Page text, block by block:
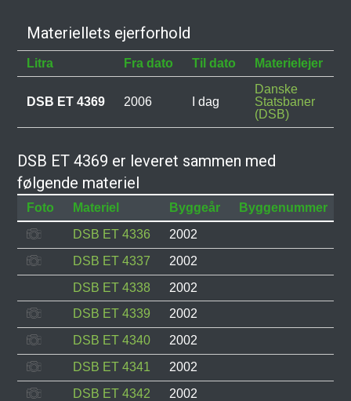
Materiellets ejerforhold
Litra Fra dato Til dato Materielejer
DSB ET 4369 2006 I dag
Danske
Statsbaner
(DSB)
DSB ET 4369 er leveret sammen med
følgende materiel
Foto Materiel Byggeår Byggenummer
DSB ET 4336
2002
DSB ET 4337
2002
DSB ET 4338
2002
DSB ET 4339
2002
DSB ET 4340
2002
DSB ET 4341
2002
DSB ET 4342
2002